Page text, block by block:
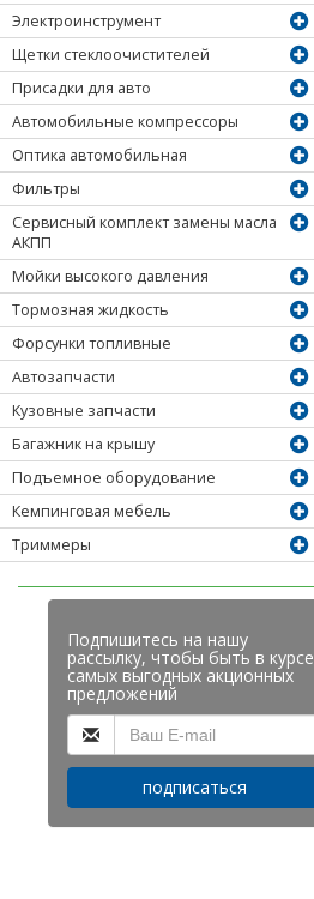
Электроинструмент
Щетки стеклоочистителей
Присадки для авто
Автомобильные компрессоры
Оптика автомобильная
Фильтры
Сервисный комплект замены масла
АКПП
Мойки высокого давления
Тормозная жидкость
Форсунки топливные
Автозапчасти
Кузовные запчасти
Багажник на крышу
Подъемное оборудование
Кемпинговая мебель
Триммеры
Подпишитесь на нашу
рассылку, чтобы быть в курсе
самых выгодных акционных
предложений
подписаться